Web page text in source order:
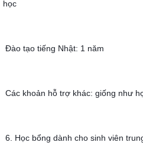
học
Đào tạo tiếng Nhật: 1 năm
Các khoản hỗ trợ khác: giống như
6. Học bổng dành cho sinh viên